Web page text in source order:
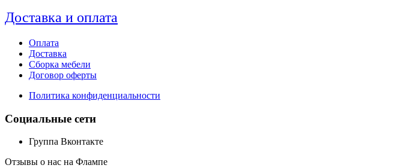
Доставка и оплата
Оплата
Доставка
Сборка мебели
Договор оферты
Политика конфиденциальности
Социальные сети
Группа Вконтакте
Отзывы о нас на Флампе